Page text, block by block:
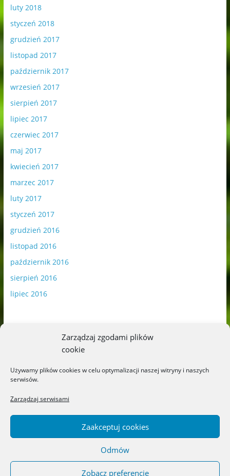
Zarządzaj zgodami plików
cookie
Używamy plików cookies w celu optymalizacji naszej witryny i naszych
serwisów.
Zarządzaj serwisami
Zaakceptuj cookies
Odmów
Zobacz preferencje
luty 2018
styczeń 2018
grudzień 2017
listopad 2017
październik 2017
wrzesień 2017
sierpień 2017
lipiec 2017
czerwiec 2017
maj 2017
kwiecień 2017
marzec 2017
luty 2017
styczeń 2017
grudzień 2016
listopad 2016
październik 2016
sierpień 2016
lipiec 2016
Blog o książkach dla dzieci i młodzieży –
recenzje i rekomendacje. All rights reserved.